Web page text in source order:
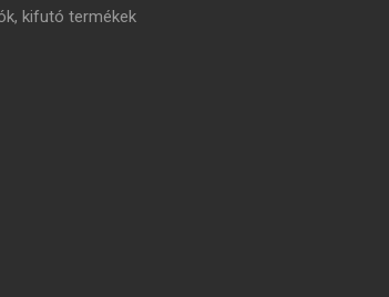
kifutó termékek